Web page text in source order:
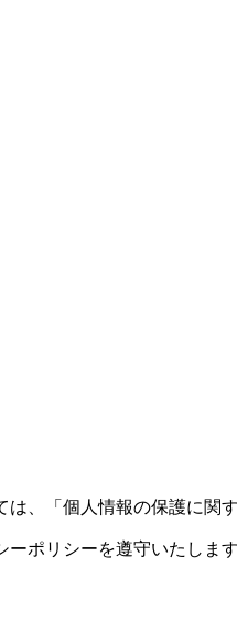
は、「個人情報の保護に関
ポリシーを遵守いたします